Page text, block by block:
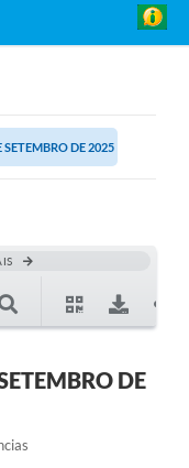
SETEMBRO DE 2025
DE